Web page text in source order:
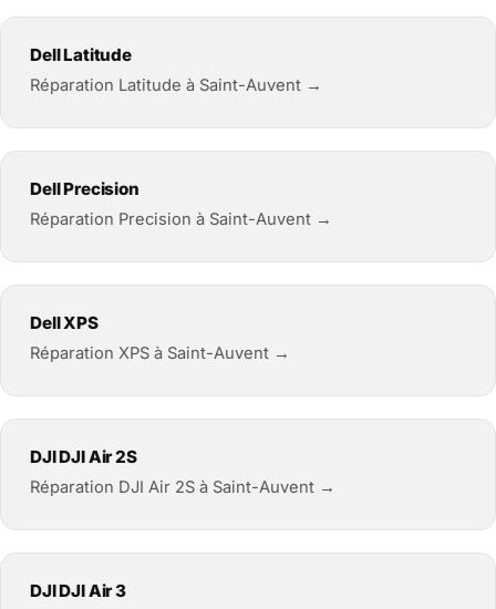
Dell Latitude
Réparation Latitude à Saint-Auvent →
Dell Precision
Réparation Precision à Saint-Auvent →
Dell XPS
Réparation XPS à Saint-Auvent →
DJI DJI Air 2S
Réparation DJI Air 2S à Saint-Auvent →
DJI DJI Air 3